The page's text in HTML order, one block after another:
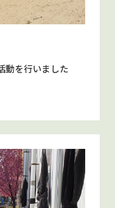
動を行いました